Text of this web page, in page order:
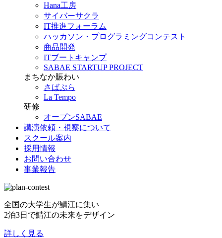
Hana工房
サイバーサクラ
IT推進フォーラム
ハッカソン・プログラミングコンテスト
商品開発
ITブートキャンプ
SABAE STARTUP PROJECT
まちなか賑わい
さばぷら
La Tempo
研修
オープンSABAE
講演依頼・視察について
スクール案内
採用情報
お問い合わせ
事業報告
全国の大学生が鯖江に集い
2泊3日で鯖江の未来をデザイン
詳しく見る